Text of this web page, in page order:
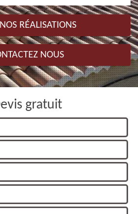
RÉALISATIONS
NOUS
gratuit